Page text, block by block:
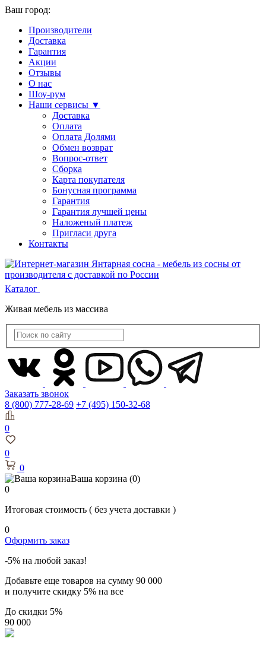
Ваш город:
Производители
Доставка
Гарантия
Акции
Отзывы
О нас
Шоу-рум
Наши сервисы ▼
Доставка
Оплата
Оплата Долями
Обмен возврат
Вопрос-ответ
Сборка
Карта покупателя
Бонусная программа
Гарантия
Гарантия лучшей цены
Наложеный платеж
Пригласи друга
Контакты
Каталог
Живая мебель из массива
Заказать звонок
8 (800) 777-28-69 +7 (495) 150-32-68
0
0
0
Ваша корзина (0)
0
Итоговая стоимость ( без учета доставки )
0
Оформить заказ
-5% на любой заказ!
Добавьте еще товаров на сумму 90 000
и получите скидку 5% на все
До скидки 5%
90 000